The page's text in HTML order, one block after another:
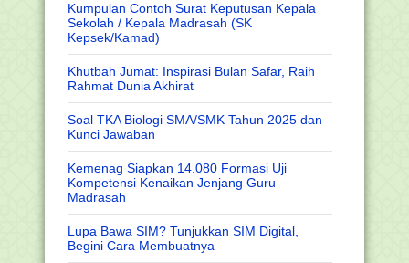
Kumpulan Contoh Surat Keputusan Kepala
Sekolah / Kepala Madrasah (SK
Kepsek/Kamad)
Khutbah Jumat: Inspirasi Bulan Safar, Raih
Rahmat Dunia Akhirat
Soal TKA Biologi SMA/SMK Tahun 2025 dan
Kunci Jawaban
Kemenag Siapkan 14.080 Formasi Uji
Kompetensi Kenaikan Jenjang Guru
Madrasah
Lupa Bawa SIM? Tunjukkan SIM Digital,
Begini Cara Membuatnya